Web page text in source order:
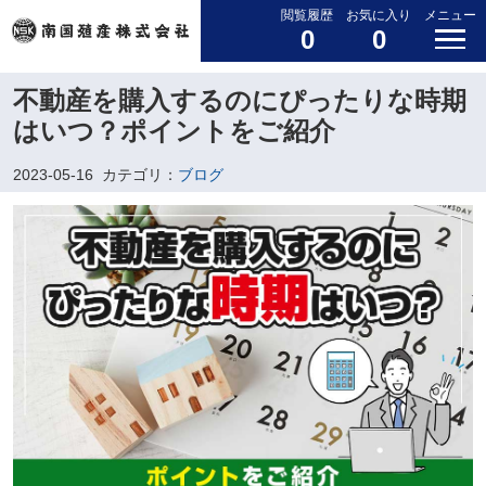
閲覧履歴
0
お気に入り
0
メニュー
不動産を購入するのにぴったりな時期
はいつ？ポイントをご紹介
2023-05-16 カテゴリ： ブログ